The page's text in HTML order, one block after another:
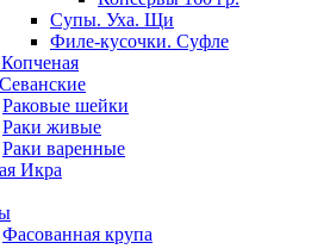
Супы. Уха. Щи
Филе-кусочки. Суфле
Раковые шейки
Раки живые
Раки варенные
Икра
Фасованная крупа